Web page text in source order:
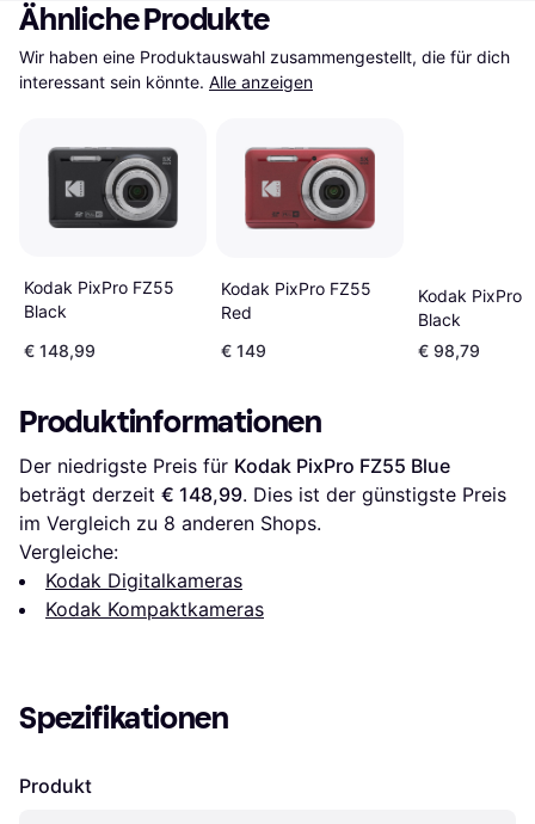
Ähnliche Produkte
Wir haben eine Produktauswahl zusammengestellt, die für dich
interessant sein könnte. Alle anzeigen
Kodak PixPro FZ55
Black
€ 148,99
Kodak PixPro FZ55
Red
€ 149
Kodak PixPro
Black
€ 98,79
Produktinformationen
Der niedrigste Preis für Kodak PixPro FZ55 Blue
beträgt derzeit € 148,99. Dies ist der günstigste Preis
im Vergleich zu 8 anderen Shops.
Vergleiche:
Kodak Digitalkameras
Kodak Kompaktkameras
Spezifikationen
Produkt